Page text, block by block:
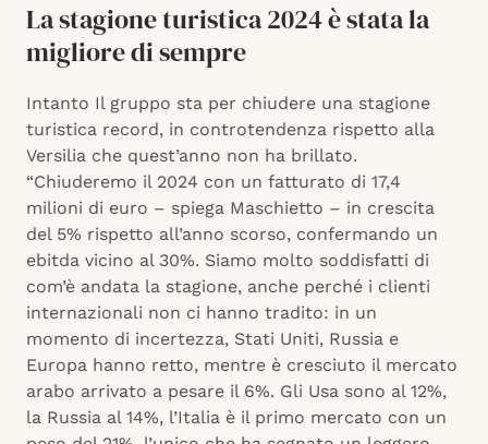
La stagione turistica 2024 è stata la
migliore di sempre
Intanto Il gruppo sta per chiudere una stagione
turistica record, in controtendenza rispetto alla
Versilia che quest’anno non ha brillato.
“Chiuderemo il 2024 con un fatturato di 17,4
milioni di euro – spiega Maschietto – in crescita
del 5% rispetto all’anno scorso, confermando un
ebitda vicino al 30%. Siamo molto soddisfatti di
com’è andata la stagione, anche perché i clienti
internazionali non ci hanno tradito: in un
momento di incertezza, Stati Uniti, Russia e
Europa hanno retto, mentre è cresciuto il mercato
arabo arrivato a pesare il 6%. Gli Usa sono al 12%,
la Russia al 14%, l’Italia è il primo mercato con un